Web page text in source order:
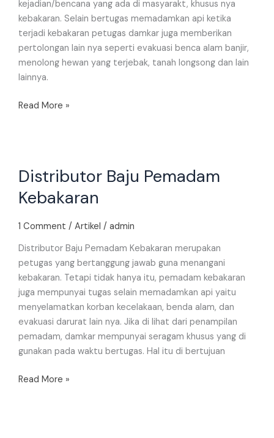
kejadian/bencana yang ada di masyarakt, khusus nya
kebakaran. Selain bertugas memadamkan api ketika
terjadi kebakaran petugas damkar juga memberikan
pertolongan lain nya seperti evakuasi benca alam banjir,
menolong hewan yang terjebak, tanah longsong dan lain
lainnya.
Read More »
Distributor Baju Pemadam
Kebakaran
1 Comment / Artikel / admin
Distributor Baju Pemadam Kebakaran merupakan
petugas yang bertanggung jawab guna menangani
kebakaran. Tetapi tidak hanya itu, pemadam kebakaran
juga mempunyai tugas selain memadamkan api yaitu
menyelamatkan korban kecelakaan, benda alam, dan
evakuasi darurat lain nya. Jika di lihat dari penampilan
pemadam, damkar mempunyai seragam khusus yang di
gunakan pada waktu bertugas. Hal itu di bertujuan
Baju
Kebakaran
Read More »